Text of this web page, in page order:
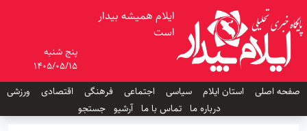
ایلام همیشه بیدار
است
پنج شنبه
1405/05/15
صفحه اصلی
استان ایلام سیاسی اجتماعی فرهنگی اقتصادی
ورزشی
درباره ما تماس با ما آرشیو جستجو